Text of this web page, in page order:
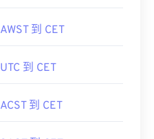
AWST 到 CET
UTC 到 CET
ACST 到 CET